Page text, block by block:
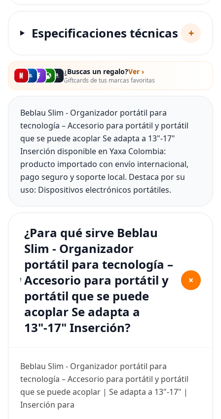
Especificaciones técnicas +
¿Buscas un regalo?Ver ›
Giftcards de tus marcas favoritas
Beblau Slim - Organizador portátil para
tecnología – Accesorio para portátil y portátil
que se puede acoplar Se adapta a 13"-17"
Inserción disponible en Yaxa Colombia:
producto importado con envío internacional,
pago seguro y soporte local. Destaca por su
uso: Dispositivos electrónicos portátiles.
¿Para qué sirve Beblau
Slim - Organizador
portátil para tecnología –
Accesorio para portátil y
portátil que se puede
acoplar Se adapta a
13"-17" Inserción?
+
Beblau Slim - Organizador portátil para
tecnología – Accesorio para portátil y portátil
que se puede acoplar | Se adapta a 13"-17" |
Inserción para